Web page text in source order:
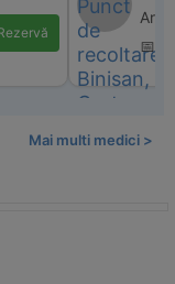
📅
Mai multi medici >